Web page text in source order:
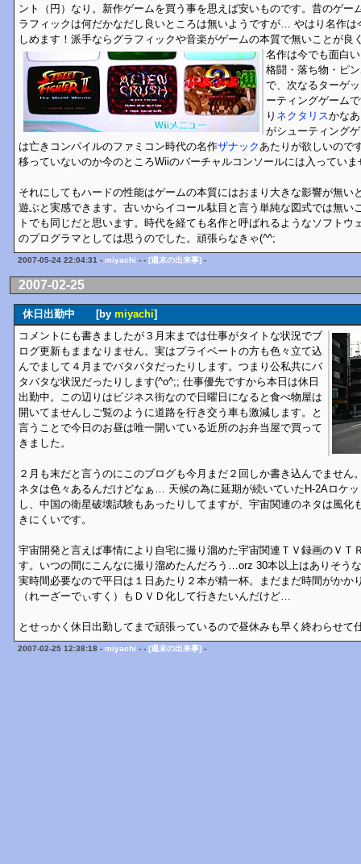
ント（円）なり。新作ゲームを買う事を思えば安いものです。昔のゲー
ラフィックは何だかなだし良いところは無いようですが… やはり名作は
しめます！派手ならグラフィックや音楽がゲームの本質で無いことが良
名作は今でも面白
格闘・落ち物・ピ
で、次なるターゲ
ーティングゲーム
り ネクタリスかな
がシューティング
は亡きコンパイルのファミコン時代の名作ザナック あたりが欲しいので
移っていないのか今のところWiiのバーチャルコンソールには入っていま
それにしてもハードの性能はゲームの本質にはおまり大きな影響が無い
遊ぶと実感できます。古いからイコール駄目と言う単純な図式では無い
トでも同じだと思います。時代を経ても名作と呼ばれるようなソフトウ
のプログラマとしては思うのでした。頑張らなきゃ(^^;
2007-05-24 22:04:31 - miyachi - - [週末の出来事] -
2007-02-25
休日出勤中 [by miyachi]
コメントにも書きましたが３月末までは仕事がタイトな状況でブ
ログ更新もままなりません。実はプライベートの方も色々立て込
んでまして４月までバタバタだったりします。つまり公私共にバ
タバタな状況だったりします(^o^;; 仕事優先ですから本日は休日
出勤中。この辺りはビジネス街なので日曜日になると食べ物屋は
開いてませんしご覧のように道路を行き交う車も激減します。と
言うことで今日のお昼は唯一開いている近所のお弁当屋で買って
きました。
２月も末だと言うのにこのブログも今月まだ２回しか書き込んでません
ネタは色々あるんだけどなぁ… 天候の為に延期が続いていたH-2Aロケ
し、中国の衛星破壊試験もあったりしてますが、宇宙関連のネタは風化
きにくいです。
宇宙開発と言えば事情により自宅に撮り溜めた宇宙関連ＴＶ録画のＶＴ
す。いつの間にこんなに撮り溜めたんだろう…orz 30本以上はありそう
実時間必要なので平日は１日あたり２本が精一杯。まだまだ時間がかか
（れーざーでぃすく）もＤＶＤ化して行きたいんだけど…
とせっかく休日出勤してまで頑張っているので昼休みも早く終わらせて
2007-02-25 12:38:18 - miyachi - - [週末の出来事] -